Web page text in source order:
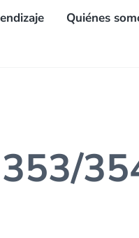
Quiénes